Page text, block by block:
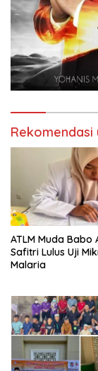
Rekomendasi
ATLM Muda Babo
Safitri Lulus Uji
Malaria